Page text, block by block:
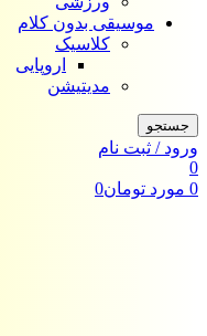
موسیقی بدون کلام
کلاسیک
اروپایی
مدیتیشن
جستجو
ورود / ثبت نام
0
0 مورد تومان0